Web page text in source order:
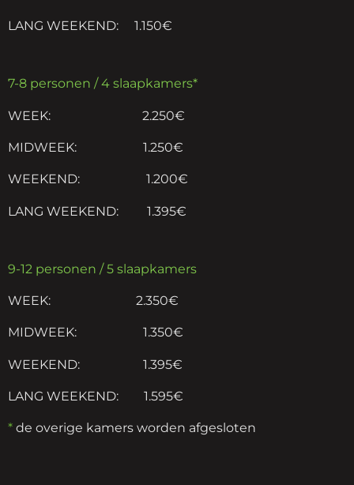
LANG WEEKEND: 1.150€
7-8 personen / 4 slaapkamers*
WEEK: 2.250€
MIDWEEK: 1.250€
WEEKEND: 1.200€
LANG WEEKEND: 1.395€
9-12 personen / 5 slaapkamers
WEEK: 2.350€
MIDWEEK: 1.350€
WEEKEND: 1.395€
LANG WEEKEND: 1.595€
* de overige kamers worden afgesloten